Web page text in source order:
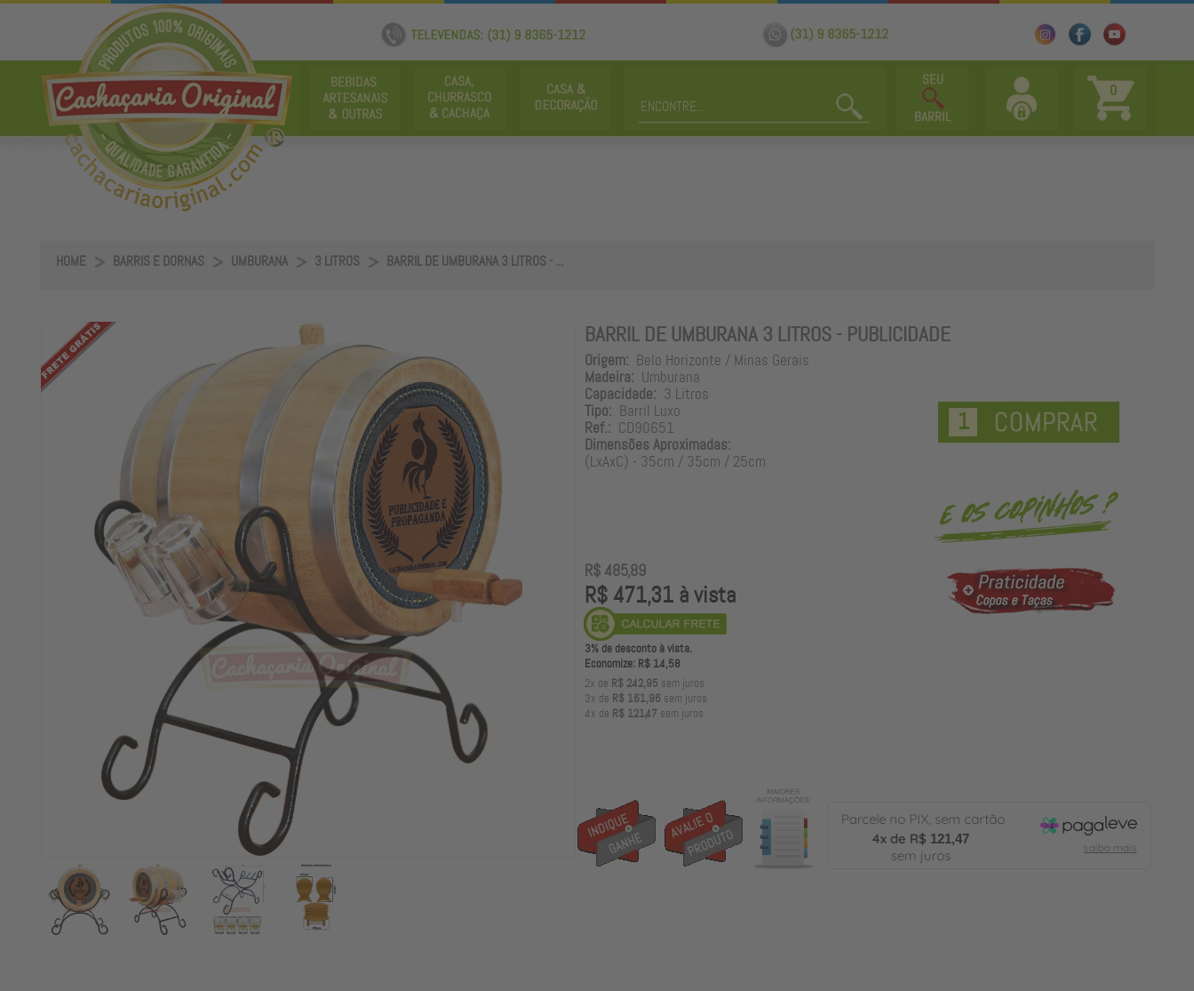
0
HOME BARRIS E DORNAS UMBURANA 3 LITROS BARRIL DE UMBURANA 3 LITROS - ...
BARRIL DE UMBURANA 3 LITROS - PUBLICIDADE
Origem: Belo Horizonte / Minas Gerais
Madeira: Umburana
Capacidade: 3 Litros
Tipo: Barril Luxo
Ref.: CD90651
Dimensões Aproximadas:
(LxAxC) - 35cm / 35cm / 25cm
R$ 485,89
R$ 471,31 à vista
3% de desconto à vista.
Economize: R$ 14,58
2x de R$ 242,95 sem juros
3x de R$ 161,96 sem juros
4x de R$ 121,47 sem juros
121,47